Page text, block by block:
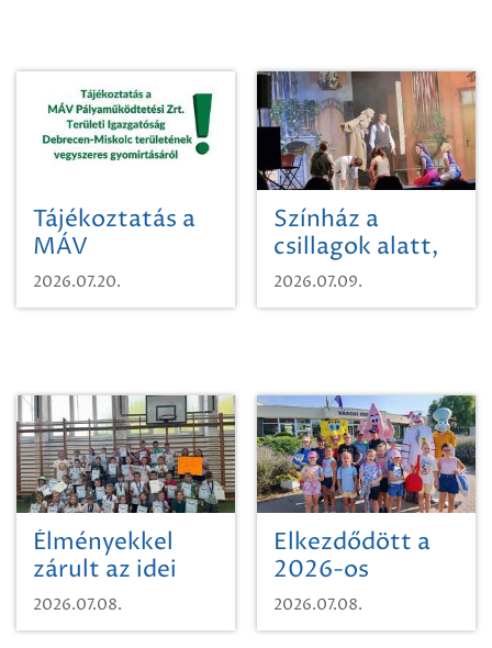
Tájékoztatás a
MÁV
Pályaműködtetési
Zrt. Területi
területének
vegyszeres
gyomirtásáról
2026.07.20.
Színház a
csillagok alatt,
sikeres nyitány
Szikszón
2026.07.09.
Élményekkel
zárult az idei
sporttábor!
2026.07.08.
Elkezdődött a
2026-os
SpongyaBob
tábor!
2026.07.08.